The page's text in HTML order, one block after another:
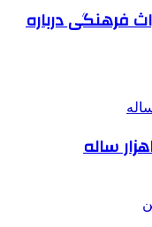
فرهنگی درباره